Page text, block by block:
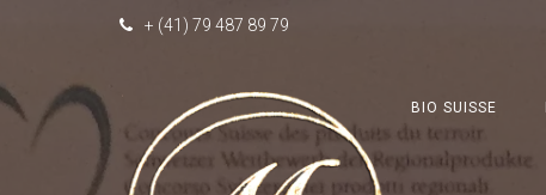
+ (41) 79 487 89 79
BIO SUISSE